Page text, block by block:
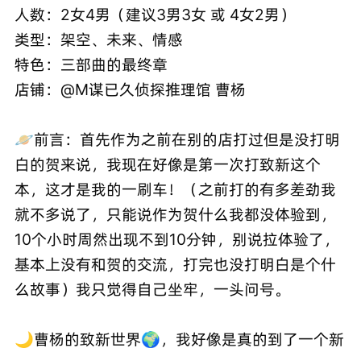
人数：2女4男（建议3男3女 或 4女2男）
类型：架空、未来、情感
特色：三部曲的最终章
店铺：@M谋已久侦探推理馆 曹杨
🪐前言：首先作为之前在别的店打过但是没打明
白的贺来说，我现在好像是第一次打致新这个
本，这才是我的一刷车！（之前打的有多差劲我
就不多说了，只能说作为贺什么我都没体验到，
10个小时周然出现不到10分钟，别说拉体验了，
基本上没有和贺的交流，打完也没打明白是个什
么故事）我只觉得自己坐牢，一头问号。
🌙曹杨的致新世界🌍，我好像是真的到了一个新